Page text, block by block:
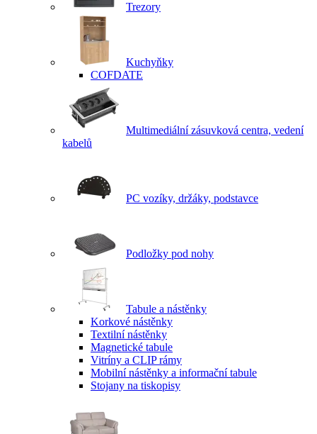
Trezory
Kuchyňky
COFDATE
Multimediální zásuvková centra, vedení
kabelů
PC vozíky, držáky, podstavce
Podložky pod nohy
Tabule a nástěnky
Korkové nástěnky
Textilní nástěnky
Magnetické tabule
Vitríny a CLIP rámy
Mobilní nástěnky a informační tabule
Stojany na tiskopisy